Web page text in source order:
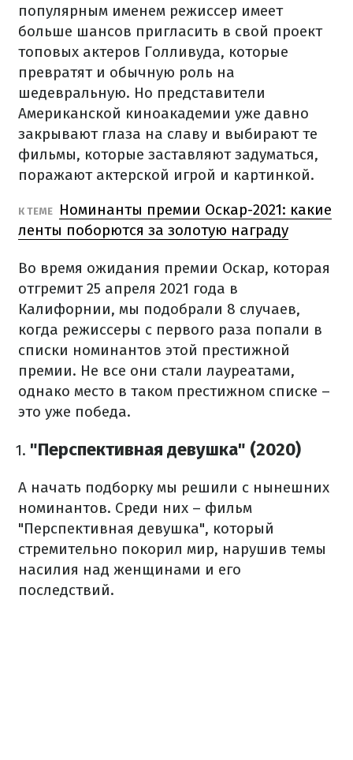
популярным именем режиссер имеет
больше шансов пригласить в свой проект
топовых актеров Голливуда, которые
превратят и обычную роль на
шедевральную. Но представители
Американской киноакадемии уже давно
закрывают глаза на славу и выбирают те
фильмы, которые заставляют задуматься,
поражают актерской игрой и картинкой.
К ТЕМЕ
Номинанты премии Оскар-2021: какие
ленты поборются за золотую награду
Во время ожидания премии Оскар, которая
отгремит 25 апреля 2021 года в
Калифорнии, мы подобрали 8 случаев,
когда режиссеры с первого раза попали в
списки номинантов этой престижной
премии. Не все они стали лауреатами,
однако место в таком престижном списке –
это уже победа.
"Перспективная девушка" (2020)
А начать подборку мы решили с нынешних
номинантов. Среди них – фильм
"Перспективная девушка", который
стремительно покорил мир, нарушив темы
насилия над женщинами и его
последствий.